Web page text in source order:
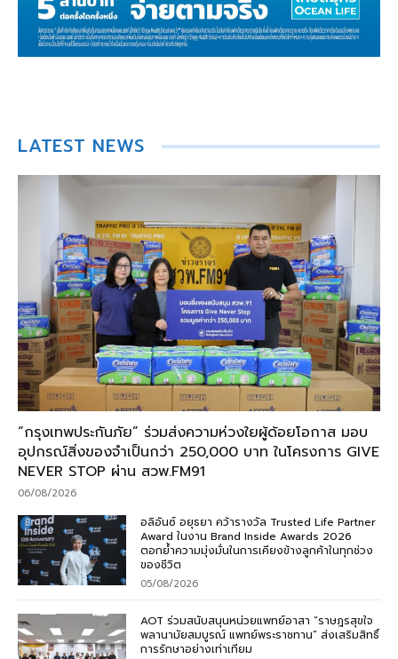
LATEST NEWS
“กรุงเทพประกันภัย” ร่วมส่งความห่วงใยผู้ด้อยโอกาส มอบ
อุปกรณ์สิ่งของจำเป็นกว่า 250,000 บาท ในโครงการ GIVE
NEVER STOP ผ่าน สวพ.FM91
06/08/2026
อลิอันซ์ อยุธยา คว้ารางวัล Trusted Life Partner
Award ในงาน Brand Inside Awards 2026
ตอกย้ำความมุ่งมั่นในการเคียงข้างลูกค้าในทุกช่วง
ของชีวิต
05/08/2026
AOT ร่วมสนับสนุนหน่วยแพทย์อาสา “ราษฎรสุขใจ
พลานามัยสมบูรณ์ แพทย์พระราชทาน” ส่งเสริมสิทธิ์
การรักษาอย่างเท่าเทียม